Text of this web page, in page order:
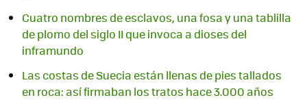
Cuatro nombres de esclavos, una fosa y una tablilla
de plomo del siglo II que invoca a dioses del
inframundo
Las costas de Suecia están llenas de pies tallados
en roca: así firmaban los tratos hace 3.000 años